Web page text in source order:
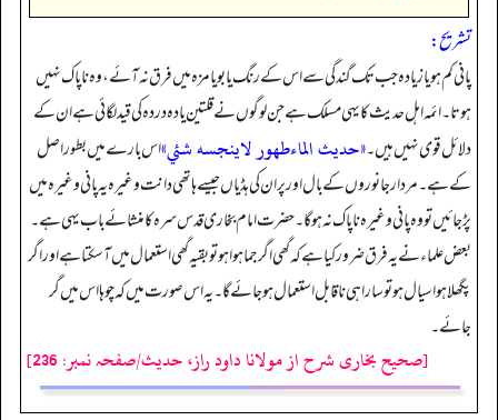
تشریح:
پانی کم ہو یا زیادہ جب تک گندگی سے اس کے رنگ یا بو یا مزہ میں فرق نہ آئے، وہ ناپاک نہیں
ہوتا۔ ائمہ اہل حدیث کا یہی مسلک ہے جن لوگوں نے قلتین یا دہ در دہ کی قید لگائی ہے ان کے
دلائل قوی نہیں ہیں۔«حديث الماءطهور لاينجسه شئي»اس بارے میں بطور اصل
کے ہے۔ مردار جانوروں کے بال اور پر ان کی ہڈیاں جیسے ہاتھی دانت وغیرہ یہ پانی وغیرہ میں
پڑ جائیں تو وہ پانی وغیرہ ناپاک نہ ہو گا۔ حضرت امام بخاری قدس سرہ کا منشائے باب یہی ہے۔
بعض علماء نے یہ فرق ضرور کیا ہے کہ گھی اگر جما ہوا ہو تو بقیہ گھی استعمال میں آ سکتا ہے اور اگر
پگھلا ہوا سیال ہو تو سارا ہی ناقابل استعمال ہو جائے گا۔ یہ اس صورت میں کہ چوہا اس میں گر
جائے۔
[صحیح بخاری شرح از مولانا داود راز، حدیث/صفحہ نمبر: 236]